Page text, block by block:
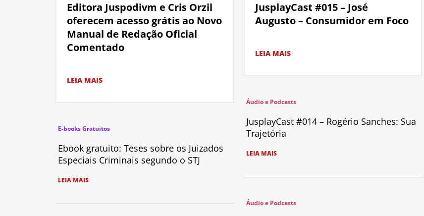
Editora Juspodivm e Cris Orzil
oferecem acesso grátis ao Novo
Manual de Redação Oficial
Comentado
LEIA MAIS
E-books Gratuitos
Ebook gratuito: Teses sobre os Juizados
Especiais Criminais segundo o STJ
LEIA MAIS
JusplayCast #015 – José
Augusto – Consumidor em Foco
LEIA MAIS
Áudio e Podcasts
JusplayCast #014 – Rogério Sanches: Sua
Trajetória
LEIA MAIS
Áudio e Podcasts